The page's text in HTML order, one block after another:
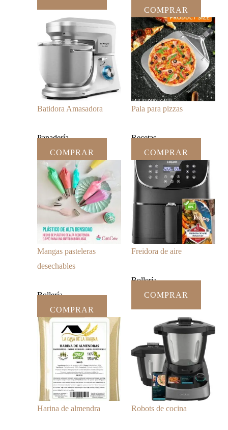
COMPRAR
Batidora Amasadora
Panadería
COMPRAR
Pala para pizzas
Recetas
COMPRAR
Mangas pasteleras
desechables
Bollería
COMPRAR
Freidora de aire
Bollería
COMPRAR
Harina de almendra Robots de cocina